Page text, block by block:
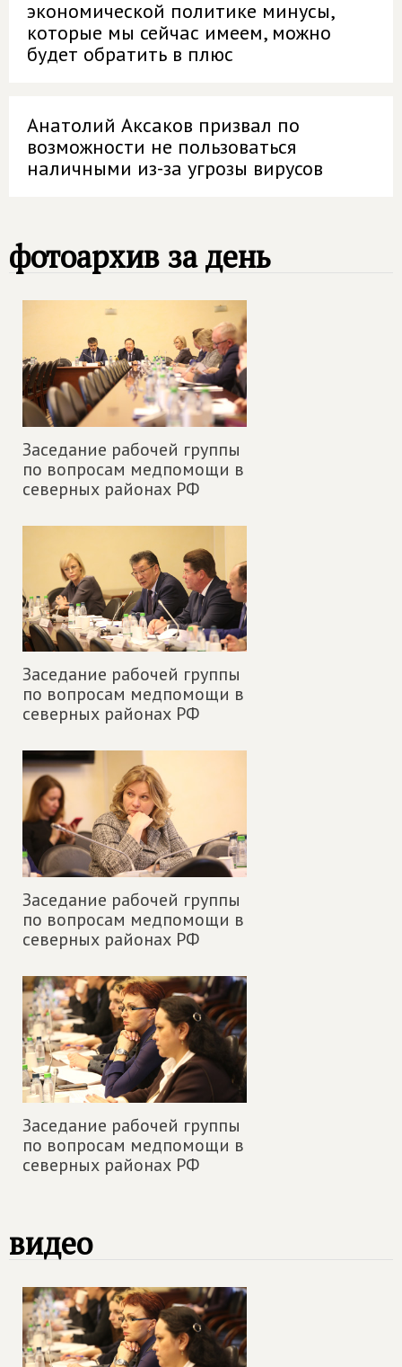
экономической политике минусы,
которые мы сейчас имеем, можно
будет обратить в плюс
Анатолий Аксаков призвал по
возможности не пользоваться
наличными из-за угрозы вирусов
фотоархив за день
Заседание рабочей группы
по вопросам медпомощи в
северных районах РФ
Заседание рабочей группы
по вопросам медпомощи в
северных районах РФ
Заседание рабочей группы
по вопросам медпомощи в
северных районах РФ
Заседание рабочей группы
по вопросам медпомощи в
северных районах РФ
видео